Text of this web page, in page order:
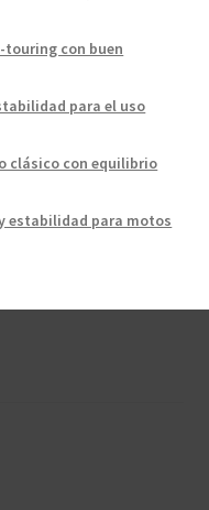
touring con buen
para el uso
clásico con equilibrio
estabilidad para motos